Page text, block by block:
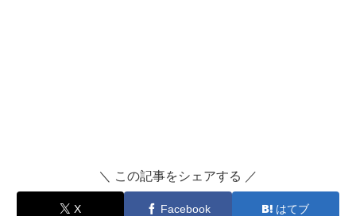
＼ この記事をシェアする ／
X Facebook はてブ